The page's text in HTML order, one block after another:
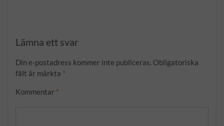
Lämna ett svar
Din e-postadress kommer inte publiceras. Obligatoriska
fält är märkta *
Kommentar *